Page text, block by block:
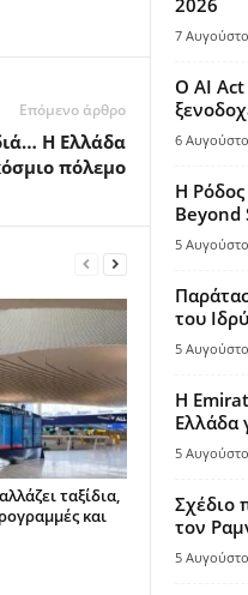
Επόμενο άρθρο
Η Ελλάδα
πόλεμο
ταξίδια,
και
2026
7
Ο AI Act
6
Η
Beyond
5
του
5
Η
Ελλάδα
5
Σχέδιο
τον
5